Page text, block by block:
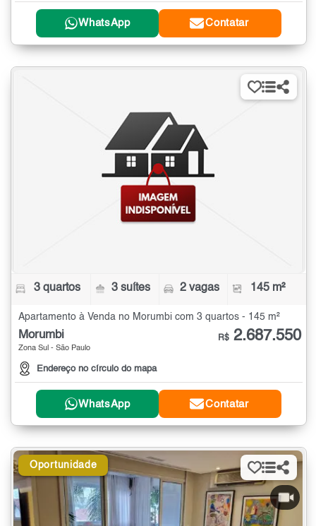
WhatsApp Contatar
3 quartos 3 suítes 2 vagas 145 m²
Apartamento à Venda no Morumbi com 3 quartos - 145 m²
Morumbi
Zona Sul - São Paulo
Endereço no círculo do mapa
R$ 2.687.550
WhatsApp Contatar
Oportunidade